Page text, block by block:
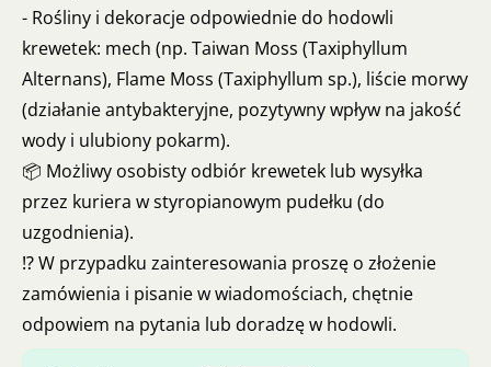
- Rośliny i dekoracje odpowiednie do hodowli
krewetek: mech (np. Taiwan Moss (Taxiphyllum
Alternans), Flame Moss (Taxiphyllum sp.), liście morwy
(działanie antybakteryjne, pozytywny wpływ na jakość
wody i ulubiony pokarm).
📦 Możliwy osobisty odbiór krewetek lub wysyłka
przez kuriera w styropianowym pudełku (do
uzgodnienia).
⁉️ W przypadku zainteresowania proszę o złożenie
zamówienia i pisanie w wiadomościach, chętnie
odpowiem na pytania lub doradzę w hodowli.